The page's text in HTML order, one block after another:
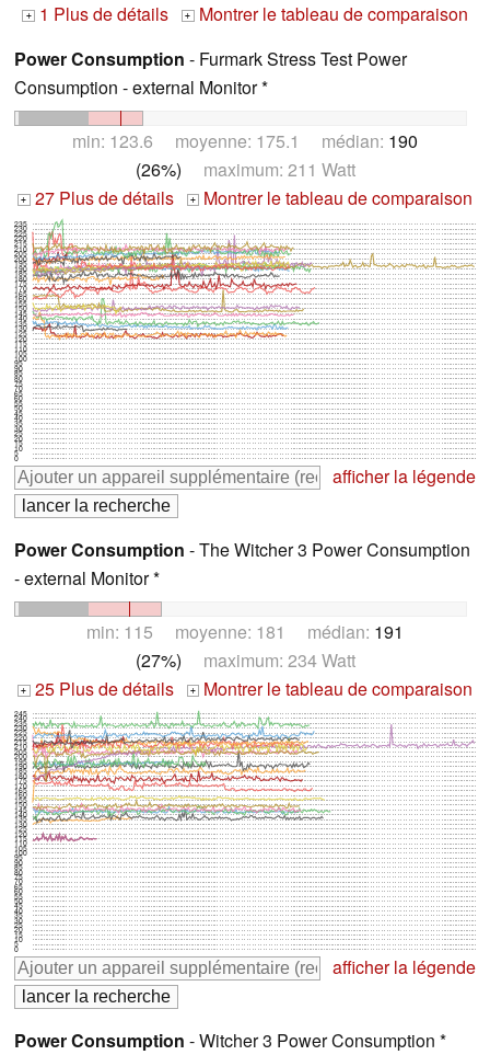
+ 1 Plus de détails + Montrer le tableau de comparaison
Power Consumption - Furmark Stress Test Power
Consumption - external Monitor *
min: 123.6 moyenne: 175.1 médian: 190
(26%) maximum: 211 Watt
+ 27 Plus de détails + Montrer le tableau de comparaison
05
10
15
20
25
30
35
40
45
50
55
60
65
70
75
80
85
90
95
100
105
110
115
120
125
130
135
140
145
150
155
160
165
170
175
180
185
190
195
200
205
210
215
220
225
230
235
afficher la légende
Power Consumption - The Witcher 3 Power Consumption
- external Monitor *
min: 115 moyenne: 181 médian: 191
(27%) maximum: 234 Watt
+ 25 Plus de détails + Montrer le tableau de comparaison
05
10
15
20
25
30
35
40
45
50
55
60
65
70
75
80
85
90
95
100
105
110
115
120
125
130
135
140
145
150
155
160
165
170
175
180
185
190
195
200
205
210
215
220
225
230
235
240
245
afficher la légende
Power Consumption - Witcher 3 Power Consumption *